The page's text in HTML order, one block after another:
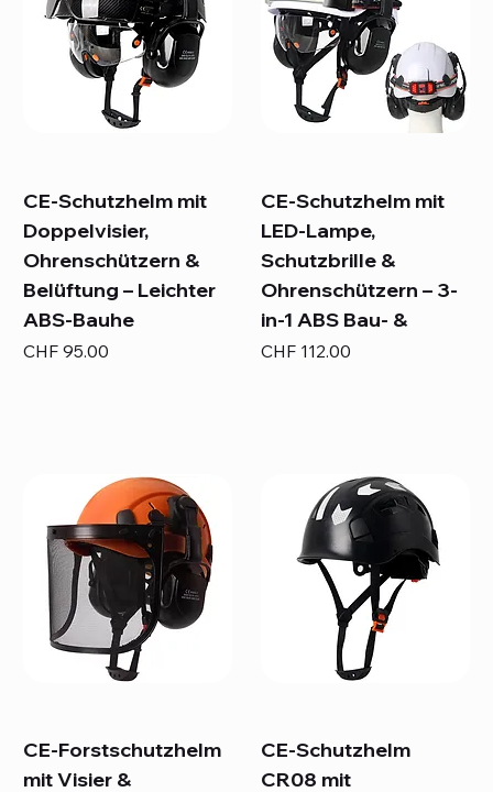
CE-Schutzhelm mit
Doppelvisier,
Ohrenschützern &
Belüftung – Leichter
ABS-Bauhe
Preis
CHF 95.00
CE-Schutzhelm mit
LED-Lampe,
Schutzbrille &
Ohrenschützern – 3-
in-1 ABS Bau- &
Preis
CHF 112.00
CE-Forstschutzhelm
mit Visier &
CE-Schutzhelm
CR08 mit